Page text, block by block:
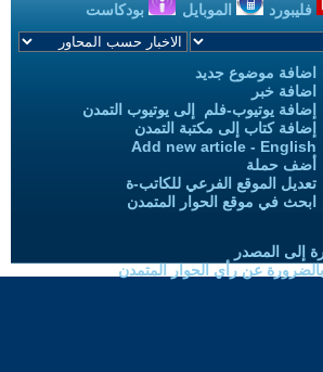
فليبورد الموبايل بودكاست
اضافة موضوع جديد
اضافة خبر
إضافة يوتيوب-فلم إلى يوتيوب التمدن
إضافة كتاب إلى مكتبة التمدن
Add new article - English
أضف حملة
تعديل الموقع الفرعي للكاتب-ة
ابحث في موقع الحوار المتمدن
إلى المصدر
عن رأي الحوار المتمدن